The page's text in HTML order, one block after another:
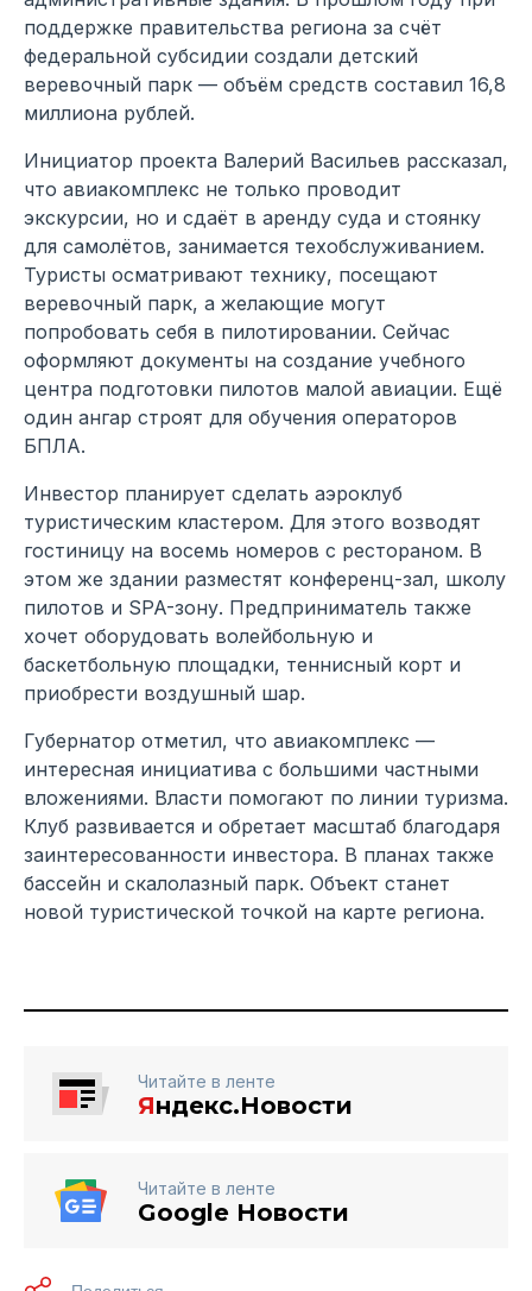
поддержке правительства региона за счёт
федеральной субсидии создали детский
веревочный парк — объём средств составил 16,8
миллиона рублей.
Инициатор проекта Валерий Васильев рассказал,
что авиакомплекс не только проводит
экскурсии, но и сдаёт в аренду суда и стоянку
для самолётов, занимается техобслуживанием.
Туристы осматривают технику, посещают
веревочный парк, а желающие могут
попробовать себя в пилотировании. Сейчас
оформляют документы на создание учебного
центра подготовки пилотов малой авиации. Ещё
один ангар строят для обучения операторов
БПЛА.
Инвестор планирует сделать аэроклуб
туристическим кластером. Для этого возводят
гостиницу на восемь номеров с рестораном. В
этом же здании разместят конференц-зал, школу
пилотов и SPA-зону. Предприниматель также
хочет оборудовать волейбольную и
баскетбольную площадки, теннисный корт и
приобрести воздушный шар.
Губернатор отметил, что авиакомплекс —
интересная инициатива с большими частными
вложениями. Власти помогают по линии туризма.
Клуб развивается и обретает масштаб благодаря
заинтересованности инвестора. В планах также
бассейн и скалолазный парк. Объект станет
новой туристической точкой на карте региона.
Читайте в ленте
Яндекс.Новости
Читайте в ленте
Google Новости